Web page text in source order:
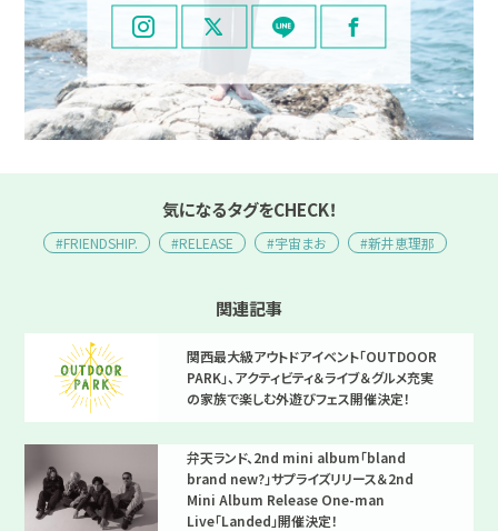
気になるタグをCHECK！
#FRIENDSHIP. #RELEASE #宇宙まお #新井恵理那
関連記事
関西最大級アウトドアイベント「OUTDOOR
PARK」、アクティビティ＆ライブ＆グルメ充実
の家族で楽しむ外遊びフェス開催決定！
弁天ランド、2nd mini album「bland
brand new?」サプライズリリース＆2nd
Mini Album Release One-man
Live「Landed」開催決定！